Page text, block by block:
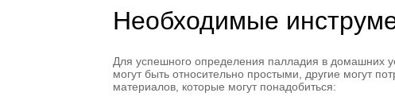
Необходимые
Для успешного определения палладия в домашних
могут быть относительно простыми, другие могут
материалов, которые могут понадобиться: